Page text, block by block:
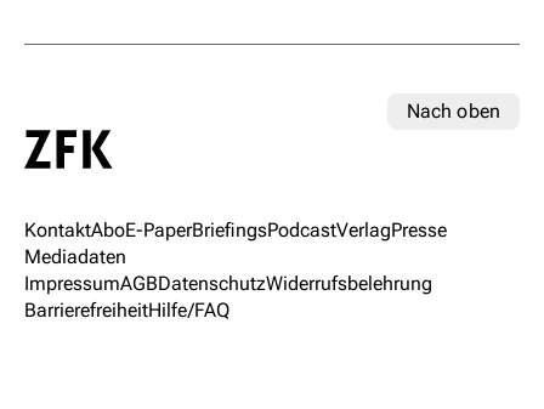
Nach oben
KontaktAboE-PaperBriefingsPodcastVerlagPresse
Mediadaten
ImpressumAGBDatenschutzWiderrufsbelehrung
BarrierefreiheitHilfe/FAQ